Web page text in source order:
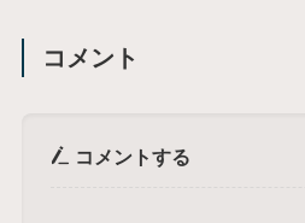
コメント
コメントする